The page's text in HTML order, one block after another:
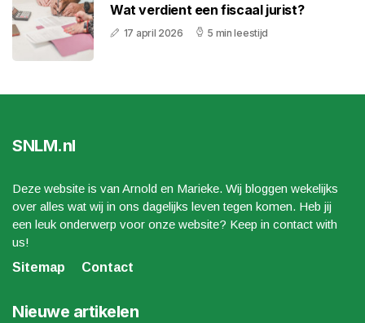
Wat verdient een fiscaal jurist?
17 april 2026 5 min leestijd
SNLM.nl
Deze website is van Arnold en Marieke. Wij bloggen wekelijks
over alles wat wij in ons dagelijks leven tegen komen. Heb jij
een leuk onderwerp voor onze website? Keep in contact with
us!
Sitemap
Contact
Nieuwe artikelen